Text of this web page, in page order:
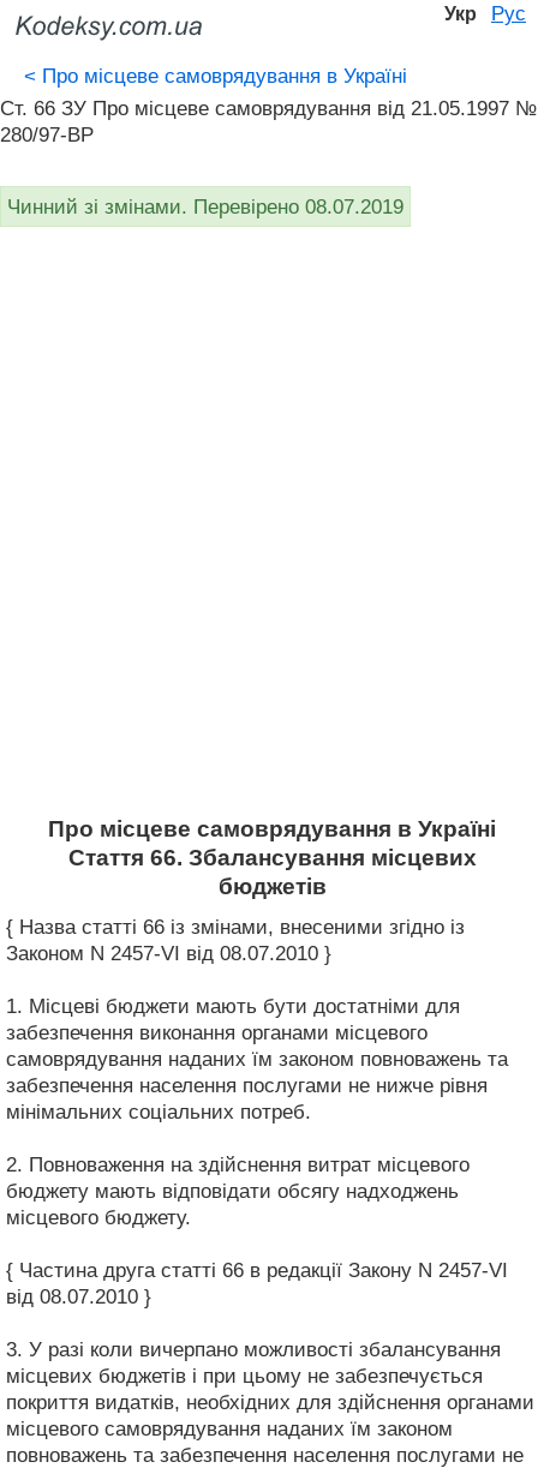
Укр Рус
< Про місцеве самоврядування в Україні
Ст. 66 ЗУ Про місцеве самоврядування вiд 21.05.1997 №
280/97-ВР
Чинний зі змінами. Перевірено 08.07.2019
Про місцеве самоврядування в Україні
Стаття 66. Збалансування місцевих
бюджетів
{ Назва статті 66 із змінами, внесеними згідно із
Законом N 2457-VI від 08.07.2010 }
1. Місцеві бюджети мають бути достатніми для
забезпечення виконання органами місцевого
самоврядування наданих їм законом повноважень та
забезпечення населення послугами не нижче рівня
мінімальних соціальних потреб.
2. Повноваження на здійснення витрат місцевого
бюджету мають відповідати обсягу надходжень
місцевого бюджету.
{ Частина друга статті 66 в редакції Закону N 2457-VI
від 08.07.2010 }
3. У разі коли вичерпано можливості збалансування
місцевих бюджетів і при цьому не забезпечується
покриття видатків, необхідних для здійснення органами
місцевого самоврядування наданих їм законом
повноважень та забезпечення населення послугами не